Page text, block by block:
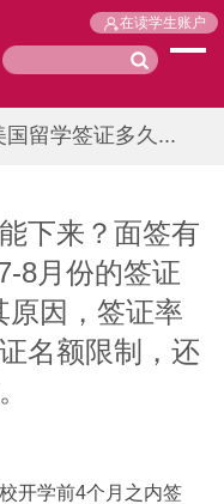
在读学生账户
国留学签证多久...
下来？面签有
8月份的签证
原因，签证率
名额限制，还
开学前4个月之内签